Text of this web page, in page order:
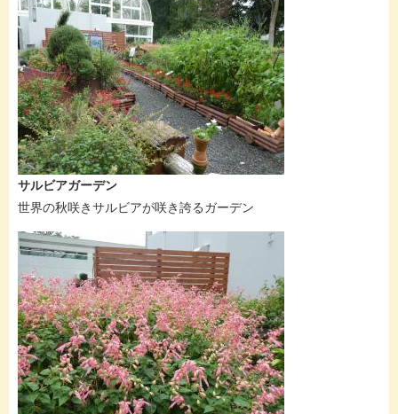
サルビアガーデン
世界の秋咲きサルビアが咲き誇るガーデン